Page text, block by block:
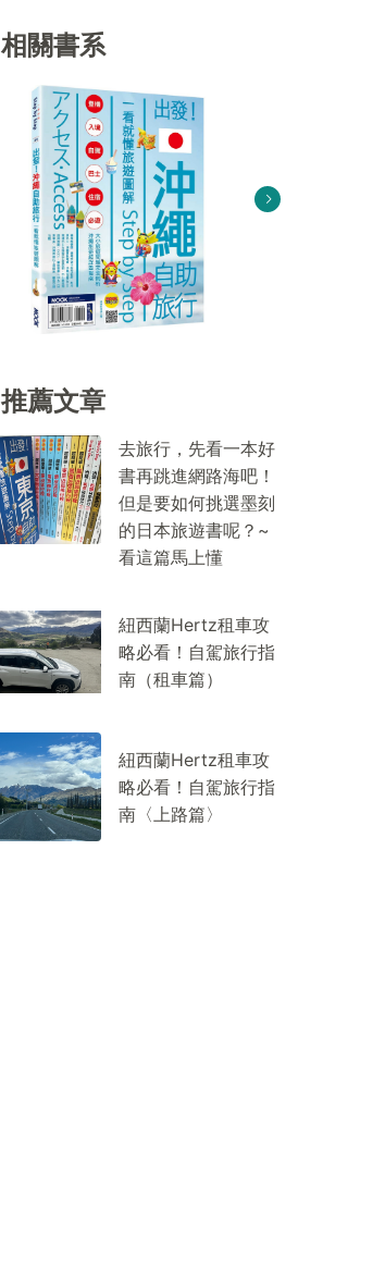
相關書系
推薦文章
去旅行，先看一本好
書再跳進網路海吧！
但是要如何挑選墨刻
的日本旅遊書呢？~
看這篇馬上懂
紐西蘭Hertz租車攻
略必看！自駕旅行指
南（租車篇）
紐西蘭Hertz租車攻
略必看！自駕旅行指
南〈上路篇〉